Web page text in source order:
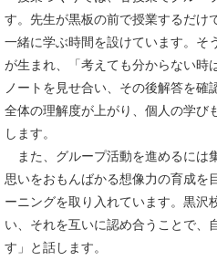
す。先生が黒板の前で授業するだけ
一緒に学ぶ時間を設けています。そ
が生まれ、「考えても分からない時
ノートを見せ合い、その後解答を確
全体の理解度が上がり、個人の学び
します。
また、グループ活動を進めるには
思いをおもんばかる想像力の育成を
ーニングを取り入れています。黒沢
い、それを互いに認め合うことで、
す」と話します。